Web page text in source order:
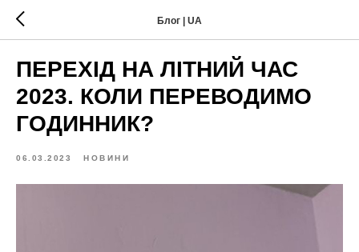
Блог | UA
ПЕРЕХІД НА ЛІТНИЙ ЧАС
2023. КОЛИ ПЕРЕВОДИМО
ГОДИННИК?
06.03.2023 НОВИНИ